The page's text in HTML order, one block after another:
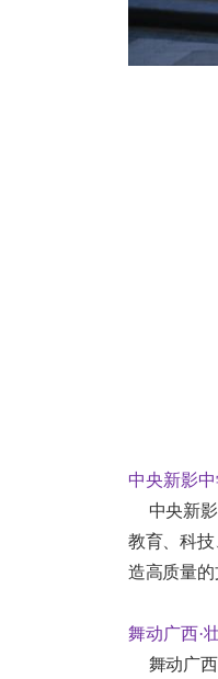
中央新影
中央新影
教育、科
造高质量的
舞动广西·
舞动广西